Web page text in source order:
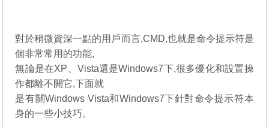
對於稍微資深一點的用戶而言,CMD,也就是命令提示符是
個非常常用的功能,
無論是在XP、Vista還是Windows7下,很多優化和設置操
作都離不開它,下面就
是有關Windows Vista和Windows7下針對命令提示符本
身的一些小技巧。